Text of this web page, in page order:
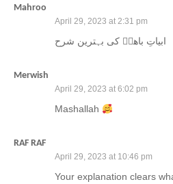
Mahroo
April 29, 2023 at 2:31 pm
ابیاتِ باھوؒ کی بہترین شرح
Merwish
April 29, 2023 at 6:02 pm
Mashallah
RAF RAF
April 29, 2023 at 10:46 pm
Your explanation clears